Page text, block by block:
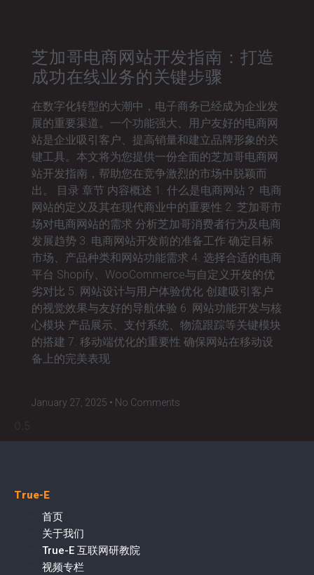
芝加哥电商网站开发指南：打造
成功在线业务的关键步骤
在数字化转型的大潮中，电子商务已经成为企业发
展的重要渠道。一个功能强大、用户友好的电商网
站是企业吸引客户、提高销量和建立品牌形象的关
键工具。本文将为您提供一份全面的芝加哥电商网
站开发指南，帮助您在竞争激烈的市场中脱颖而
出。 目录 章节 内容概述 1. 什么是电商网站？ 电商
网站的定义及其在现代商业中的重要性 2. 芝加哥市
场对电商网站的需求 分析芝加哥消费者行为及电商
发展趋势 3. 电商网站开发前的准备工作 确定目标
市场、产品种类和网站功能需求 4. 选择合适的电商
平台 Shopify、WooCommerce与自定义开发的优
劣对比 5. 网站设计与用户体验优化 创建吸引客户
的视觉效果与友好的导航体验 6. 网站功能开发与核
心模块 产品展示、支付系统、物流跟踪等关键模块
的搭建 7. 移动端优化的重要性 确保网站在移动设
备上的完美表现
January 27, 2025 No Comments
True-E
首页
关于我们
True-E 互联网研教院
视频专栏